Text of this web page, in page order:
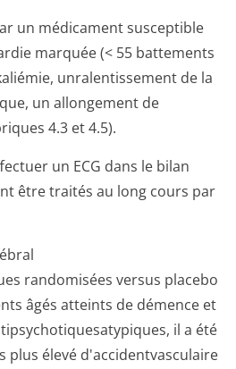
un médicament susceptible
marquée (< 55 battements
unralentissement de la
un allongement de
4.3 et 4.5).
un ECG dans le bilan
être traités au long cours par
randomisées versus placebo
âgés atteints de démence et
il a été
plus élevé d'accidentvas­culaire